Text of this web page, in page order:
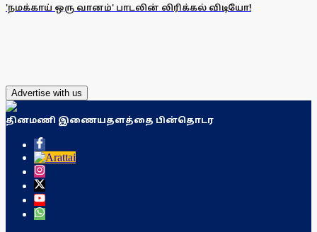
'நமக்காய் ஒரு வானம்' பாடலின் லிரிக்கல் விடியோ!
Advertise with us
தினமணி இணையதளத்தை பின்தொடர